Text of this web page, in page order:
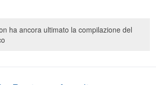
in cloud
virtuale
ha ancora ultimato la compilazione del